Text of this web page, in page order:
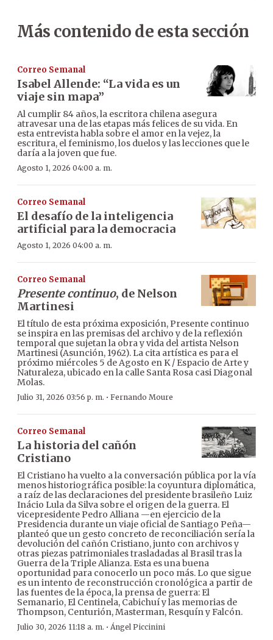
Más contenido de esta sección
Correo Semanal
Isabel Allende: “La vida es un
viaje sin mapa”
Al cumplir 84 años, la escritora chilena asegura
atravesar una de las etapas más felices de su vida. En
esta entrevista habla sobre el amor en la vejez, la
escritura, el feminismo, los duelos y las lecciones que le
daría a la joven que fue.
Agosto 1, 2026 04:00 a. m.
Correo Semanal
El desafío de la inteligencia
artificial para la democracia
Agosto 1, 2026 04:00 a. m.
Correo Semanal
Presente continuo, de Nelson
Martinesi
El título de esta próxima exposición, Presente continuo
se inspira en las premisas del archivo y de la reflexión
temporal que sujetan la obra y vida del artista Nelson
Martinesi (Asunción, 1962). La cita artística es para el
próximo miércoles 5 de Agosto en K / Espacio de Arte y
Naturaleza, ubicado en la calle Santa Rosa casi Diagonal
Molas.
Julio 31, 2026 03:56 p. m. · Fernando Moure
Correo Semanal
La historia del cañón
Cristiano
El Cristiano ha vuelto a la conversación pública por la vía
menos historiográfica posible: la coyuntura diplomática,
a raíz de las declaraciones del presidente brasileño Luiz
Inácio Lula da Silva sobre el origen de la guerra. El
vicepresidente Pedro Alliana —en ejercicio de la
Presidencia durante un viaje oficial de Santiago Peña—
planteó que un gesto concreto de reconciliación sería la
devolución del cañón Cristiano, junto con archivos y
otras piezas patrimoniales trasladadas al Brasil tras la
Guerra de la Triple Alianza. Esta es una buena
oportunidad para conocerlo un poco más. Lo que sigue
es un intento de reconstrucción cronológica a partir de
las fuentes de la época, la prensa de guerra: El
Semanario, El Centinela, Cabichuí y las memorias de
Thompson, Centurión, Masterman, Resquín y Falcón.
Julio 30, 2026 11:18 a. m. · Ángel Piccinini